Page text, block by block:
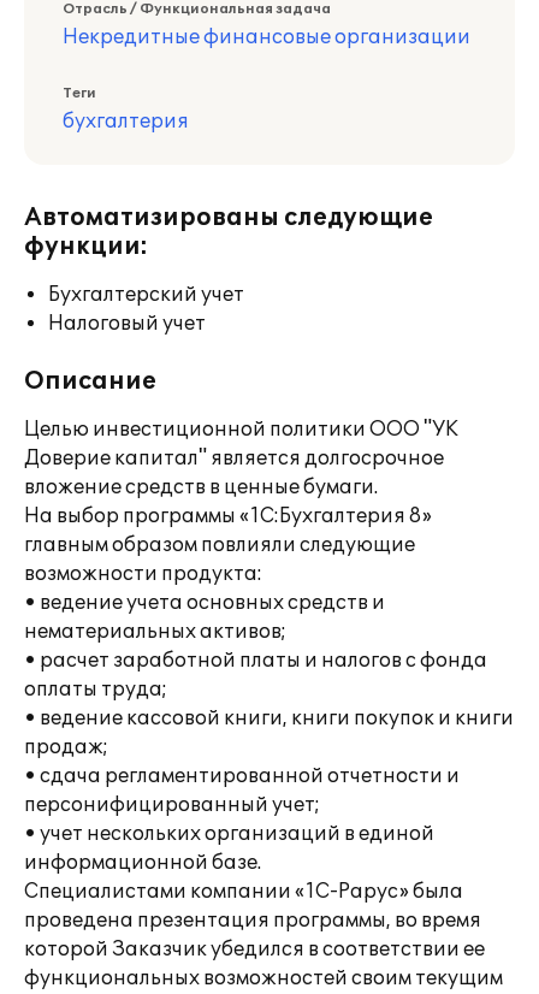
Отрасль / Функциональная задача
Некредитные финансовые организации
Теги
бухгалтерия
Автоматизированы следующие
функции:
Бухгалтерский учет
Налоговый учет
Описание
Целью инвестиционной политики ООО "УК
Доверие капитал" является долгосрочное
вложение средств в ценные бумаги.
На выбор программы «1С:Бухгалтерия 8»
главным образом повлияли следующие
возможности продукта:
• ведение учета основных средств и
нематериальных активов;
• расчет заработной платы и налогов с фонда
оплаты труда;
• ведение кассовой книги, книги покупок и книги
продаж;
• сдача регламентированной отчетности и
персонифицированный учет;
• учет нескольких организаций в единой
информационной базе.
Специалистами компании «1С-Рарус» была
проведена презентация программы, во время
которой Заказчик убедился в соответствии ее
функциональных возможностей своим текущим